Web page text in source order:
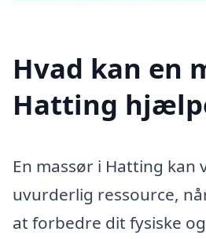
Hvad kan en
Hatting
En massør i Hatting kan
uvurderlig ressource,
at forbedre dit fysiske